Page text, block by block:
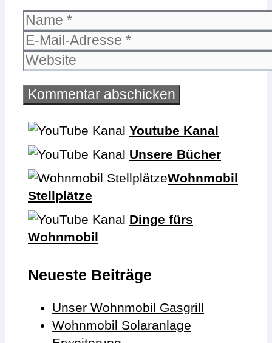
Name
E-
Mail-
Website
Youtube Kanal
Unsere Bücher
Wohnmobil
Stellplätze
Dinge fürs
Wohnmobil
Neueste Beiträge
Unser Wohnmobil Gasgrill
Wohnmobil Solaranlage